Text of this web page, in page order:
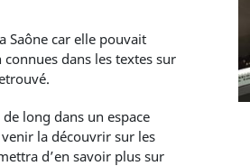
Saône car elle pouvait
dans les textes sur
long dans un espace
la découvrir sur les
d’en savoir plus sur